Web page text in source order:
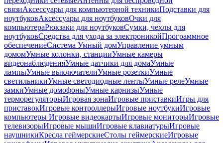
связиАксессуары для компьютерной техникиПодставки для
ноутбуковАксессуары для ноутбуковОчки для
компьютераРюкзаки для ноутбуковСумки, чехлы для
ноутбуковСредства для ухода за электроникойПрограммное
обеспечениеСистема Умный домУправление умным
домомУмные колонки, станцииУмные камеры
видеонаблюденияУмные датчики для домаУмные
лампыУмные выключателиУмные розеткиУмные
светильникиУмные светодиодные лентыУмные релеУмные
замкиУмные домофоныУмные карнизыУмные
терморегуляторыИгровая зонаИгровые приставкиИгры для
приставокИгровые контроллерыИгровые ноутбукиИгровые
компьютеры Игровые видеокартыИгровые мониторыИгровые
телевизорыИгровые мышиИгровые клавиатурыИгровые
наушникиКресла геймерскиеСтолы геймерскиеИгровые